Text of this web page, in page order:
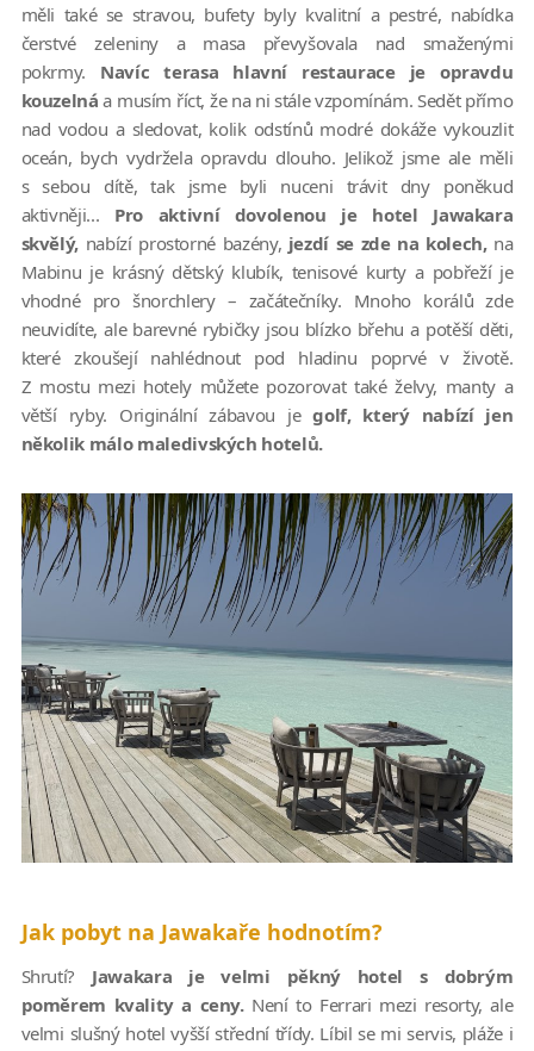
měli také se stravou, bufety byly kvalitní a pestré, nabídka
čerstvé zeleniny a masa převyšovala nad smaženými
pokrmy. Navíc terasa hlavní restaurace je opravdu
kouzelná a musím říct, že na ni stále vzpomínám. Sedět přímo
nad vodou a sledovat, kolik odstínů modré dokáže vykouzlit
oceán, bych vydržela opravdu dlouho. Jelikož jsme ale měli
s sebou dítě, tak jsme byli nuceni trávit dny poněkud
aktivněji... Pro aktivní dovolenou je hotel Jawakara
skvělý, nabízí prostorné bazény, jezdí se zde na kolech,na
Mabinu je krásný dětský klubík, tenisové kurty a pobřeží je
vhodné pro šnorchlery – začátečníky. Mnoho korálů zde
neuvidíte, ale barevné rybičky jsou blízko břehu a potěší děti,
které zkoušejí nahlédnout pod hladinu poprvé v životě.
Z mostu mezi hotely můžete pozorovat také želvy, manty a
větší ryby. Originální zábavou jegolf, který nabízí jen
několik málo maledivských hotelů.
Jak pobyt na Jawakaře hodnotím?
Shrutí? Jawakara je velmi pěkný hotel s dobrým
poměrem kvality a ceny.Není to Ferrari mezi resorty, ale
velmi slušný hotel vyšší střední třídy. Líbil se mi servis, pláže i